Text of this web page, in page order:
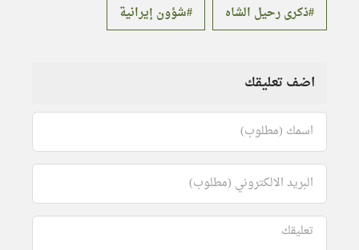
ذكرى رحيل الشاه
شؤون إيرانية
اضف تعليقك